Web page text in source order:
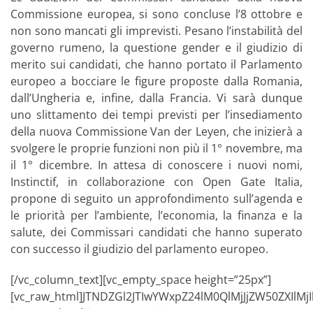
Commissione europea, si sono concluse l’8 ottobre e
non sono mancati gli imprevisti. Pesano l’instabilità del
governo rumeno, la questione gender e il giudizio di
merito sui candidati, che hanno portato il Parlamento
europeo a bocciare le figure proposte dalla Romania,
dall’Ungheria e, infine, dalla Francia. Vi sarà dunque
uno slittamento dei tempi previsti per l’insediamento
della nuova Commissione Van der Leyen, che inizierà a
svolgere le proprie funzioni non più il 1° novembre, ma
il 1° dicembre. In attesa di conoscere i nuovi nomi,
Instinctif, in collaborazione con Open Gate Italia,
propone di seguito un approfondimento sull’agenda e
le priorità per l’ambiente, l’economia, la finanza e la
salute, dei Commissari candidati che hanno superato
con successo il giudizio del parlamento europeo.
[/vc_column_text][vc_empty_space height=”25px”]